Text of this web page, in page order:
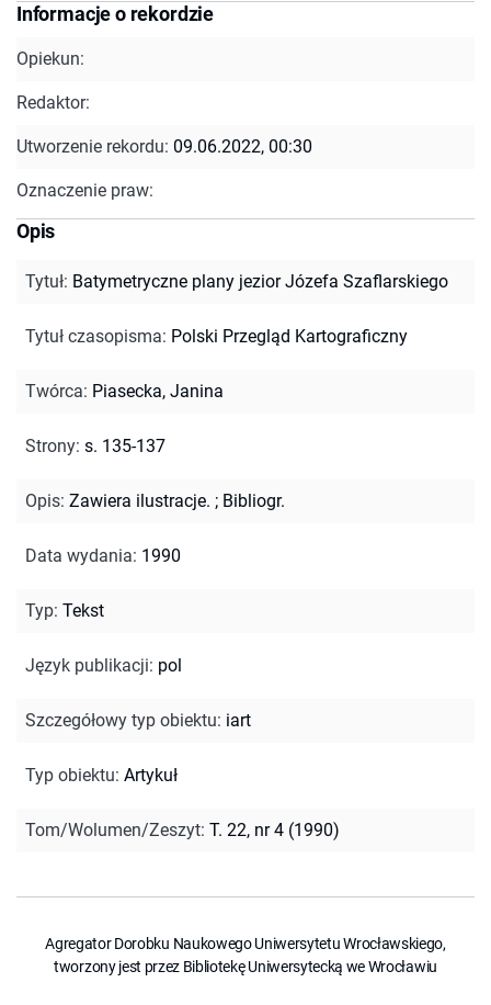
Informacje o rekordzie
Opiekun:
Redaktor:
Utworzenie rekordu: 09.06.2022, 00:30
Oznaczenie praw:
Opis
Tytuł: Batymetryczne plany jezior Józefa Szaflarskiego
Tytuł czasopisma: Polski Przegląd Kartograficzny
Twórca: Piasecka, Janina
Strony: s. 135-137
Opis: Zawiera ilustracje. ; Bibliogr.
Data wydania: 1990
Typ: Tekst
Język publikacji: pol
Szczegółowy typ obiektu: iart
Typ obiektu: Artykuł
Tom/Wolumen/Zeszyt: T. 22, nr 4 (1990)
Agregator Dorobku Naukowego Uniwersytetu Wrocławskiego,
tworzony jest przez Bibliotekę Uniwersytecką we Wrocławiu